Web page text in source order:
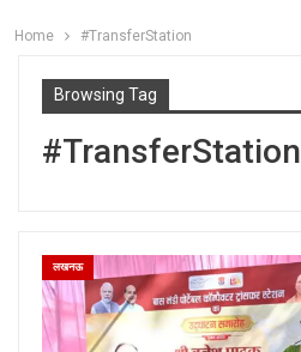
Home #TransferStation
Browsing Tag
#TransferStation
लखनऊ